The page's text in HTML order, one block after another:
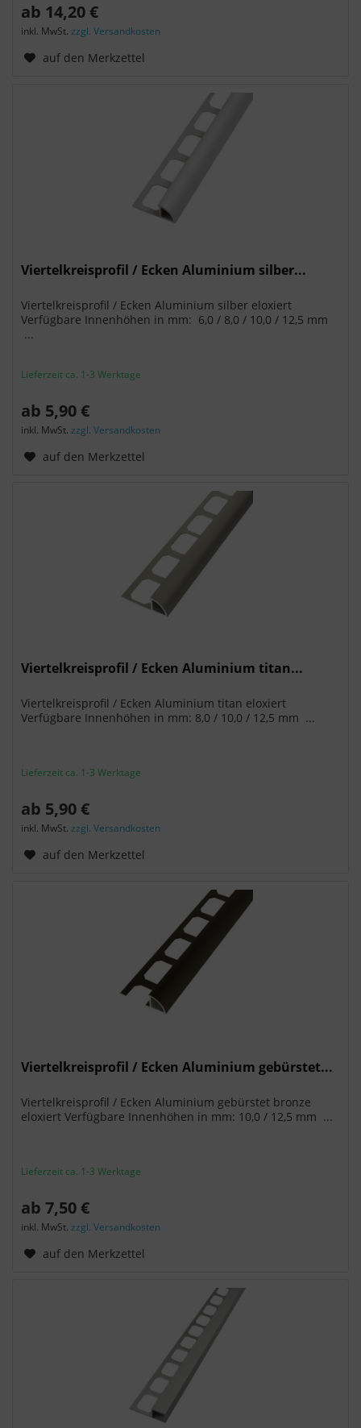
ab 14,20 €
inkl. MwSt.zzgl. Versandkosten
auf den Merkzettel
Viertelkreisprofil / Ecken Aluminium silber...
Viertelkreisprofil / Ecken Aluminium silber eloxiert
Verfügbare Innenhöhen in mm: 6,0 / 8,0 / 10,0 / 12,5 mm
...
Lieferzeit ca. 1-3 Werktage
ab 5,90 €
inkl. MwSt.zzgl. Versandkosten
auf den Merkzettel
Viertelkreisprofil / Ecken Aluminium titan...
Viertelkreisprofil / Ecken Aluminium titan eloxiert
Verfügbare Innenhöhen in mm: 8,0 / 10,0 / 12,5 mm ...
Lieferzeit ca. 1-3 Werktage
ab 5,90 €
inkl. MwSt.zzgl. Versandkosten
auf den Merkzettel
Viertelkreisprofil / Ecken Aluminium gebürstet...
Viertelkreisprofil / Ecken Aluminium gebürstet bronze
eloxiert Verfügbare Innenhöhen in mm: 10,0 / 12,5 mm ...
Lieferzeit ca. 1-3 Werktage
ab 7,50 €
inkl. MwSt.zzgl. Versandkosten
auf den Merkzettel